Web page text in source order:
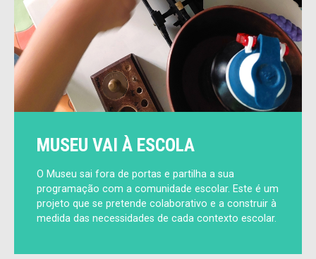
MUSEU VAI À ESCOLA
O Museu sai fora de portas e partilha a sua
programação com a comunidade escolar. Este é um
projeto que se pretende colaborativo e a construir à
medida das necessidades de cada contexto escolar.